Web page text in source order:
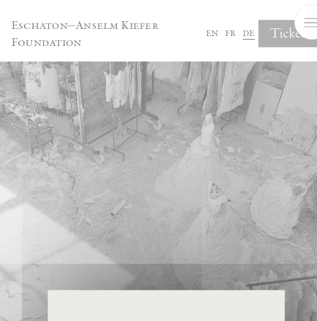
Eschaton—Anselm Kiefer
Foundation
en fr de Tickets